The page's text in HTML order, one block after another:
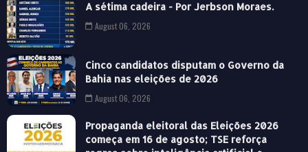
A sétima cadeira - Por Jerbson Moraes.
August 06, 2026
Cinco candidatos disputam o Governo da
Bahia nas eleições de 2026
August 06, 2026
Propaganda eleitoral das Eleições 2026
começa em 16 de agosto; TSE reforça